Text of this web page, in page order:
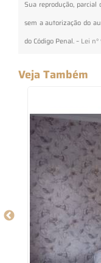
Sua reprodução,
sem a autorização do
do Código Penal. – Lei
Veja Também